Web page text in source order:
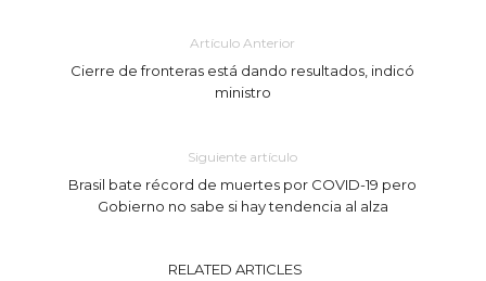
Artículo Anterior
Cierre de fronteras está dando resultados, indicó
ministro
Siguiente artículo
Brasil bate récord de muertes por COVID-19 pero
Gobierno no sabe si hay tendencia al alza
RELATED ARTICLES